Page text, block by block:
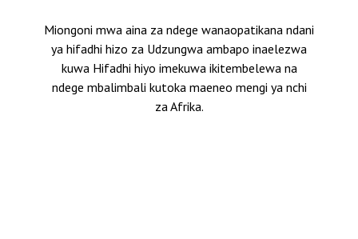
Miongoni mwa aina za ndege wanaopatikana ndani
ya hifadhi hizo za Udzungwa ambapo inaelezwa
kuwa Hifadhi hiyo imekuwa ikitembelewa na
ndege mbalimbali kutoka maeneo mengi ya nchi
za Afrika.